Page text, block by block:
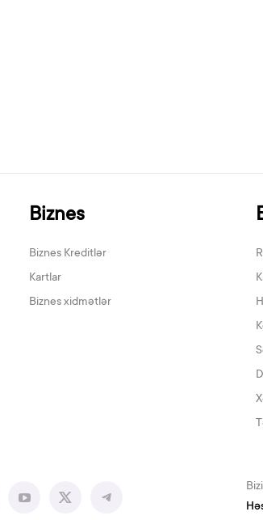
Biznes
Biznes Kreditlər
Kartlar
Biznes xidmətlər